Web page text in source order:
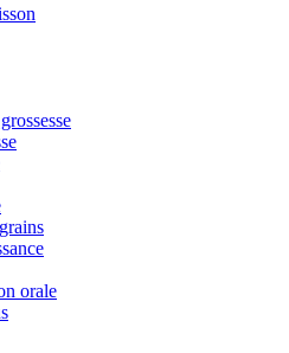
orale